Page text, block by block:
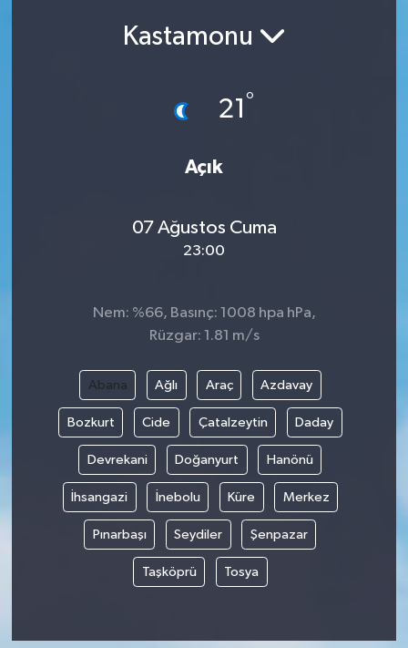
Kastamonu
21 °
Açık
07 Ağustos Cuma
23:00
Nem: %66, Basınç: 1008 hpa hPa,
Rüzgar: 1.81 m/s
Abana Ağlı Araç Azdavay
Bozkurt Cide Çatalzeytin Daday
Devrekani Doğanyurt Hanönü
İhsangazi İnebolu Küre Merkez
Pınarbaşı Seydiler Şenpazar
Taşköprü Tosya